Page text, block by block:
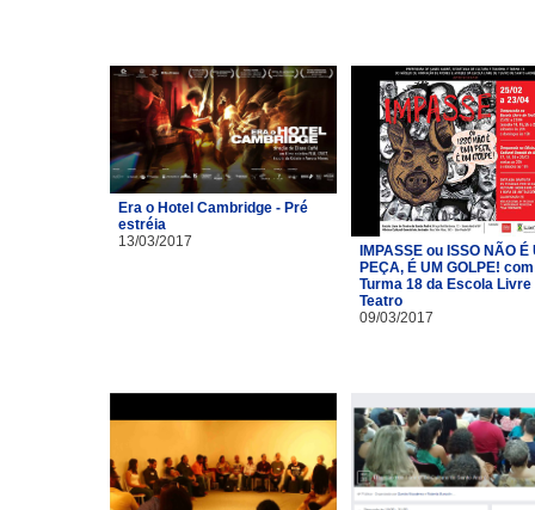
Era o Hotel Cambridge - Pré
estréia
13/03/2017
IMPASSE ou ISSO NÃO É
PEÇA, É UM GOLPE!
Turma 18 da Escola Livre
Teatro​
09/03/2017